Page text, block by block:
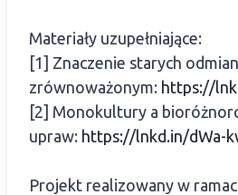
Materiały uzupełniające:
[1] Znaczenie starych
zrównoważonym: https://
[2] Monokultury a
upraw: https://lnkd.in/dWa-
Projekt realizowany w